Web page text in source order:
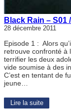
Black Rain – S01
28 décembre 2011
Episode 1 : Alors
retrouve confronté à
terrifier les deux
vide soumise à des
C’est en tentant de
jeune…
Lire la suite